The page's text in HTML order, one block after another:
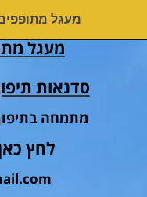
מעגל
מעגל
סדנאות
מתמחה
לחץ כאן 052/